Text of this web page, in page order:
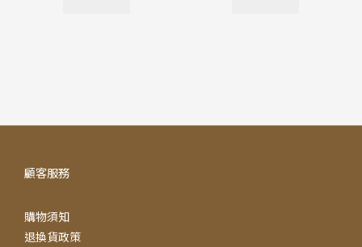
顧客服務
購物須知
退換貨政策